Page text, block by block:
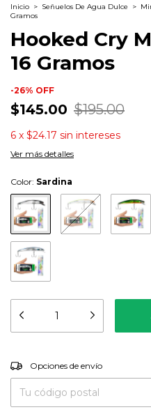
Inicio > Señuelos De Agua Dulce >
Gramos
Hooked Cry
16 Gramos
-26% OFF
$145.00 $195.00
6 x $24.17 sin intereses
Ver más detalles
Color: Sardina
Entregas para el CP:
Opciones de envío